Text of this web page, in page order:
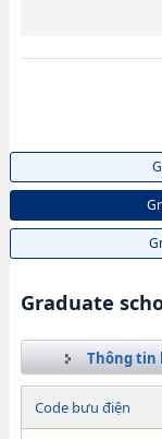
Graduate
Thông tin
Code bưu điện